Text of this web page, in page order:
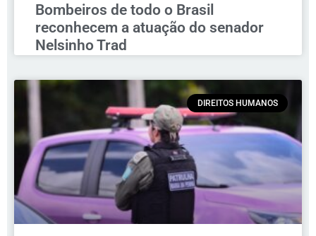
Bombeiros de todo o Brasil
reconhecem a atuação do senador
Nelsinho Trad
DIREITOS HUMANOS